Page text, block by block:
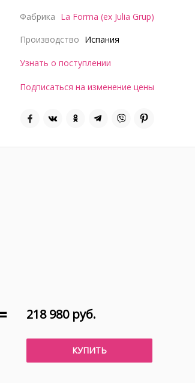
Фабрика La Forma (ex Julia Grup)
Производство Испания
Узнать о поступлении
Подписаться на изменение цены
218 980 руб.
КУПИТЬ